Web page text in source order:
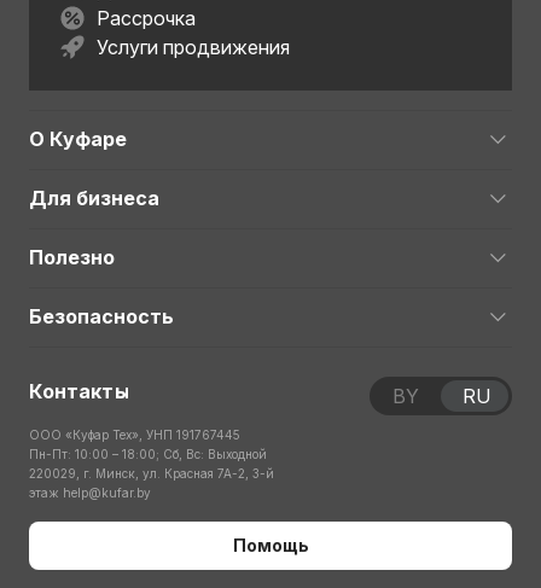
Рассрочка
Услуги продвижения
О Куфаре
Для бизнеса
Полезно
Безопасность
Контакты
ООО «Куфар Тех», УНП 191767445
Пн-Пт: 10:00 – 18:00; Сб, Вс: Выходной
220029, г. Минск, ул. Красная 7А-2, 3-й
этаж help@kufar.by
Помощь
BY RU